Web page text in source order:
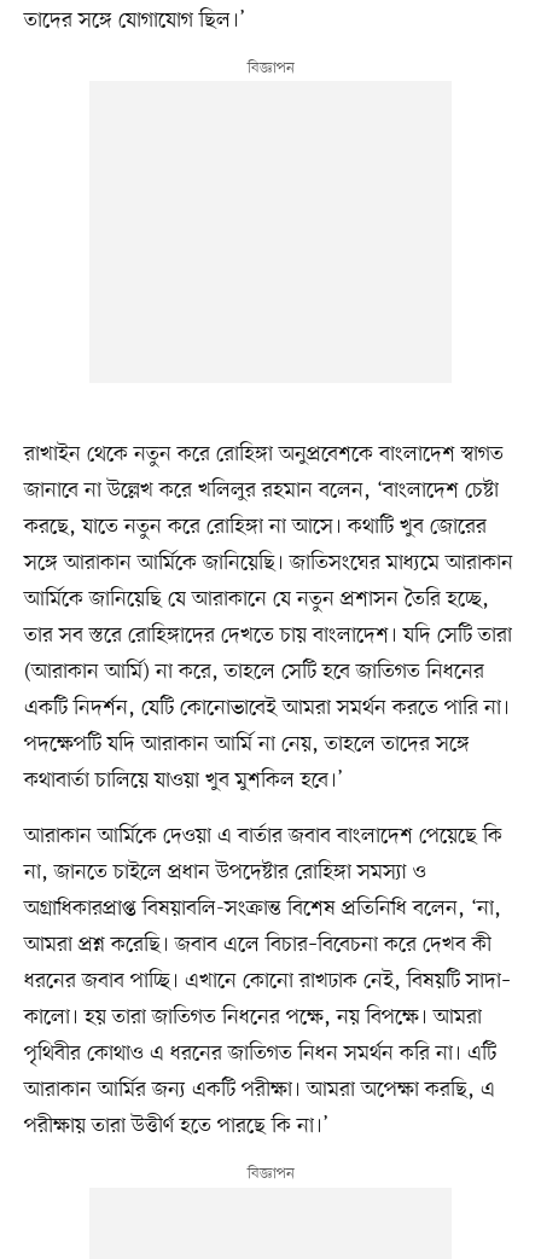
তাদের সঙ্গে যোগাযোগ ছিল।’
রাখাইন থেকে নতুন করে রোহিঙ্গা অনুপ্রবেশকে বাংলাদেশ স্বাগত
জানাবে না উল্লেখ করে খলিলুর রহমান বলেন, ‘বাংলাদেশ চেষ্টা
করছে, যাতে নতুন করে রোহিঙ্গা না আসে। কথাটি খুব জোরের
সঙ্গে আরাকান আর্মিকে জানিয়েছি। জাতিসংঘের মাধ্যমে আরাকান
আর্মিকে জানিয়েছি যে আরাকানে যে নতুন প্রশাসন তৈরি হচ্ছে,
তার সব স্তরে রোহিঙ্গাদের দেখতে চায় বাংলাদেশ। যদি সেটি তারা
(আরাকান আর্মি) না করে, তাহলে সেটি হবে জাতিগত নিধনের
একটি নিদর্শন, যেটি কোনোভাবেই আমরা সমর্থন করতে পারি না।
পদক্ষেপটি যদি আরাকান আর্মি না নেয়, তাহলে তাদের সঙ্গে
কথাবার্তা চালিয়ে যাওয়া খুব মুশকিল হবে।’
আরাকান আর্মিকে দেওয়া এ বার্তার জবাব বাংলাদেশ পেয়েছে কি
না, জানতে চাইলে প্রধান উপদেষ্টার রোহিঙ্গা সমস্যা ও
অগ্রাধিকারপ্রাপ্ত বিষয়াবলি-সংক্রান্ত বিশেষ প্রতিনিধি বলেন, ‘না,
আমরা প্রশ্ন করেছি। জবাব এলে বিচার–বিবেচনা করে দেখব কী
ধরনের জবাব পাচ্ছি। এখানে কোনো রাখঢাক নেই, বিষয়টি সাদা–
কালো। হয় তারা জাতিগত নিধনের পক্ষে, নয় বিপক্ষে। আমরা
পৃথিবীর কোথাও এ ধরনের জাতিগত নিধন সমর্থন করি না। এটি
আরাকান আর্মির জন্য একটি পরীক্ষা। আমরা অপেক্ষা করছি, এ
পরীক্ষায় তারা উত্তীর্ণ হতে পারছে কি না।’